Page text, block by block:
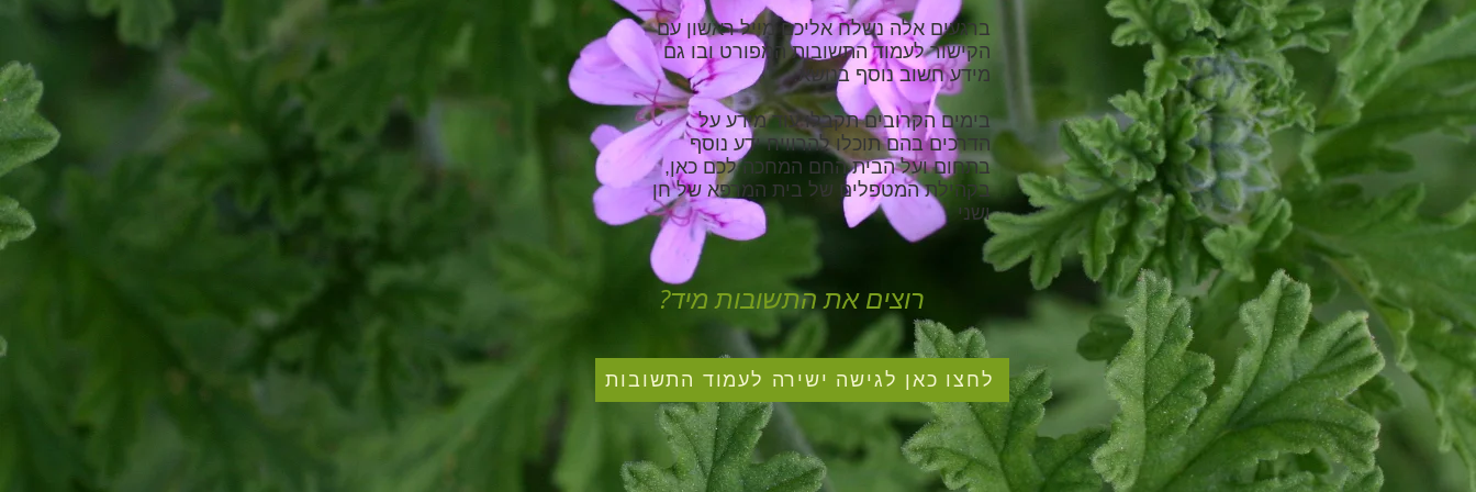
ברגעים אלה נשלח אליכם מייל ראשון עם
הקישור לעמוד התשובות המפורט ובו גם
מידע חשוב נוסף בנושא.
בימים הקרובים תקבלו עוד מידע על
הדרכים בהם תוכלו להרוויח ידע נוסף
בתחום ועל הבית החם המחכה לכם כאן,
בקהילת המטפלים של בית המרפא של חן
ושני
רוצים את התשובות מיד?
לחצו כאן לגישה ישירה לעמוד התשובות